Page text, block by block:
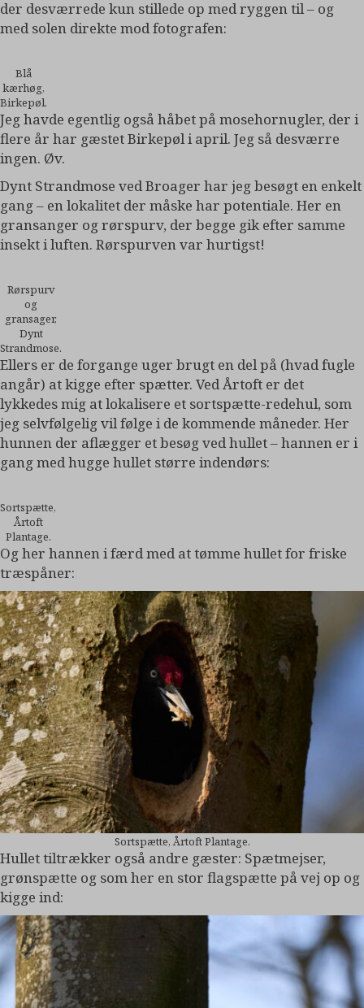
der desværrede kun stillede op med ryggen til – og
med solen direkte mod fotografen:
Blå
kærhøg,
Birkepøl.
Jeg havde egentlig også håbet på mosehornugler, der i
flere år har gæstet Birkepøl i april. Jeg så desværre
ingen. Øv.
Dynt Strandmose ved Broager har jeg besøgt en enkelt
gang – en lokalitet der måske har potentiale. Her en
gransanger og rørspurv, der begge gik efter samme
insekt i luften. Rørspurven var hurtigst!
Rørspurv
og
gransager,
Dynt
Strandmose.
Ellers er de forgange uger brugt en del på (hvad fugle
angår) at kigge efter spætter. Ved Årtoft er det
lykkedes mig at lokalisere et sortspætte-redehul, som
jeg selvfølgelig vil følge i de kommende måneder. Her
hunnen der aflægger et besøg ved hullet – hannen er i
gang med hugge hullet større indendørs:
Sortspætte,
Årtoft
Plantage.
Og her hannen i færd med at tømme hullet for friske
træspåner:
Sortspætte, Årtoft Plantage.
Hullet tiltrækker også andre gæster: Spætmejser,
grønspætte og som her en stor flagspætte på vej op og
kigge ind: